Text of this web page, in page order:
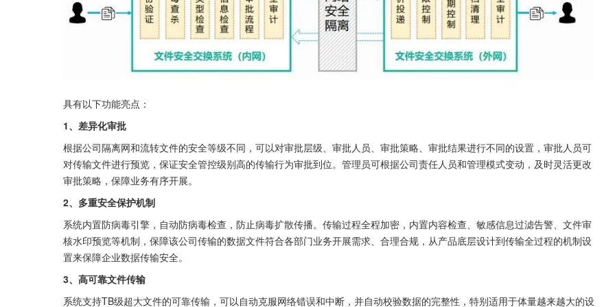
具有以下功能亮点：
1、差异化审批
根据公司隔离网和流转文件的安全等级不同，可以对审批层级、审批人员、审批策略、审批结果进行不同的设置，审批人员可
对传输文件进行预览，保证安全管控级别高的传输行为审批到位。管理员可根据公司责任人员和管理模式变动，及时灵活更改
审批策略，保障业务有序开展。
2、多重安全保护机制
系统内置防病毒引擎，自动防病毒检查，防止病毒扩散传播。传输过程全程加密，内置内容检查、敏感信息过滤告警、文件审
核水印预览等机制，保障该公司传输的数据文件符合各部门业务开展需求、合理合规，从产品底层设计到传输全过程的机制设
置来保障企业数据传输安全。
3、高可靠文件传输
系统支持TB级超大文件的可靠传输，可以自动克服网络错误和中断，并自动校验数据的完整性，特别适用于体量越来越大的设